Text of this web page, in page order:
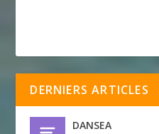
DERNIERS ARTICLES
DANSEA